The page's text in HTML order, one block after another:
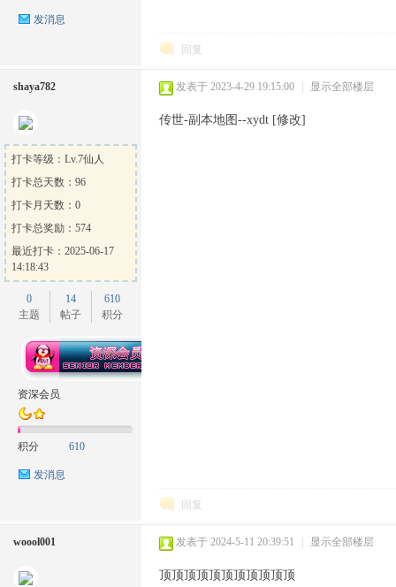
发消息
回复
shaya782
打卡等级：Lv.7仙人
打卡总天数：96
打卡月天数：0
打卡总奖励：574
最近打卡：2025-06-17
14:18:43
0
主题
14
帖子
610
积分
资深会员
积分 610
发消息
发表于 2023-4-29 19:15:00 显示全部楼层
传世-副本地图--xydt [修改]
回复
woool001 发表于 2024-5-11 20:39:51 显示全部楼层
顶顶顶顶顶顶顶顶顶顶顶